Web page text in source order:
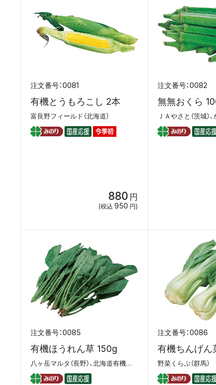
0081
有機とうもろこし 2本
富良野フィールド（北海道）
880 円
(税込 950 円)
0082
無無おくら
0085
有機ほうれん草 150g
八ヶ岳マルタ（長野）、北海道有機農業協同組合
0086
有機ちんげん
野菜くらぶ（群馬）